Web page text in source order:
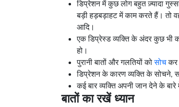
डिप्रेशन में कुछ लोग बहुत ज़्यादा
बड़ी हड़बड़ाहट में काम करते हैं। तो
आदि।
एक डिप्रेस्ड व्यक्ति के अंदर कुछ भी
हो।
पुरानी बातों और गलतियों कोसोचकर
डिप्रेशन के कारण व्यक्ति के सोचने,
कई बार व्यक्ति अपनी जान देने के
बातों का रखें ध्यान